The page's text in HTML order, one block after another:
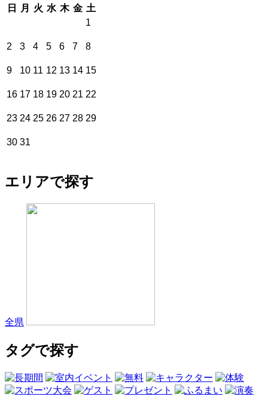
日
月 火 水 木 金 土
1
2 3 4 5 6 7 8
9 10 11 12 13 14 15
16 17 18 19 20 21 22
23 24 25 26 27 28 29
30 31
エリアで探す
全県
タグで探す